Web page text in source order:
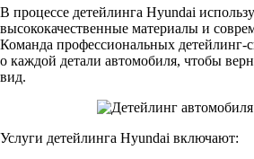
В процессе детейлинга Hyundai
высококачественные материалы и
Команда профессиональных детейлинг-
о каждой детали автомобиля, чтобы
вид.
Услуги детейлинга Hyundai включают: